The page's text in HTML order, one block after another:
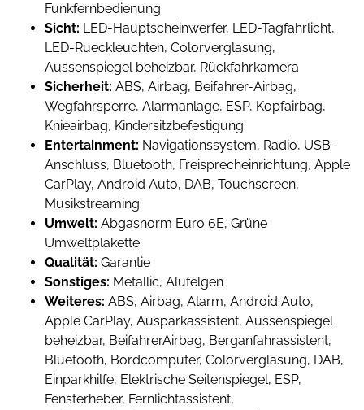
Funkfernbedienung
Sicht: LED-Hauptscheinwerfer, LED-Tagfahrlicht,
LED-Rueckleuchten, Colorverglasung,
Aussenspiegel beheizbar, Rückfahrkamera
Sicherheit: ABS, Airbag, Beifahrer-Airbag,
Wegfahrsperre, Alarmanlage, ESP, Kopfairbag,
Knieairbag, Kindersitzbefestigung
Entertainment: Navigationssystem, Radio, USB-
Anschluss, Bluetooth, Freisprecheinrichtung, Apple
CarPlay, Android Auto, DAB, Touchscreen,
Musikstreaming
Umwelt: Abgasnorm Euro 6E, Grüne
Umweltplakette
Qualität: Garantie
Sonstiges: Metallic, Alufelgen
Weiteres: ABS, Airbag, Alarm, Android Auto,
Apple CarPlay, Ausparkassistent, Aussenspiegel
beheizbar, BeifahrerAirbag, Berganfahrassistent,
Bluetooth, Bordcomputer, Colorverglasung, DAB,
Einparkhilfe, Elektrische Seitenspiegel, ESP,
Fensterheber, Fernlichtassistent,